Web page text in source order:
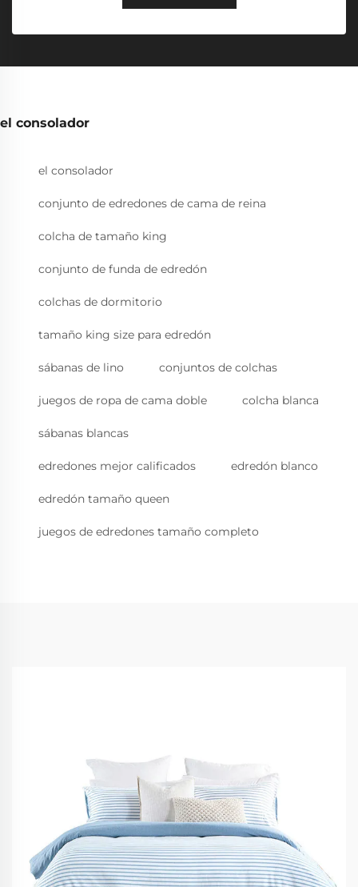
el consolador
el consolador
conjunto de edredones de cama de reina
colcha de tamaño king
conjunto de funda de edredón
colchas de dormitorio
tamaño king size para edredón
sábanas de lino conjuntos de colchas
juegos de ropa de cama doble colcha blanca
sábanas blancas
edredones mejor calificados edredón blanco
edredón tamaño queen
juegos de edredones tamaño completo